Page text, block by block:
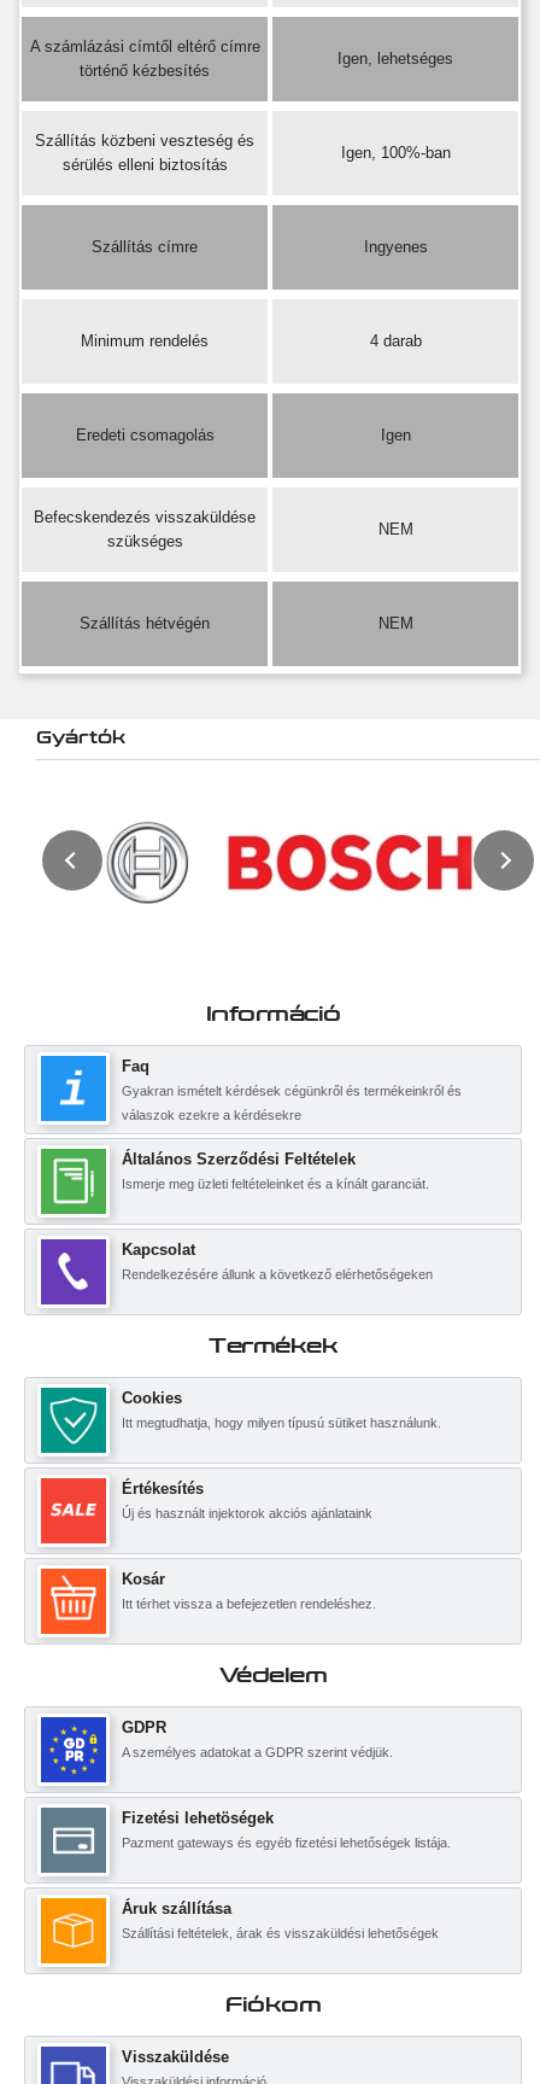
A számlázási címtől eltérő címre
történő kézbesítés
Igen, lehetséges
Szállítás közbeni veszteség és
sérülés elleni biztosítás
Igen, 100%-ban
Szállítás címre Ingyenes
Minimum rendelés 4 darab
Eredeti csomagolás Igen
Befecskendezés visszaküldése
szükséges
NEM
Szállítás hétvégén NEM
Gyártók
Információ
Faq
Gyakran ismételt kérdések cégünkről és termékeinkről és
válaszok ezekre a kérdésekre
Általános Szerződési Feltételek
Ismerje meg üzleti feltételeinket és a kínált garanciát.
Kapcsolat
Rendelkezésére állunk a következő elérhetőségeken
Termékek
Cookies
Itt megtudhatja, hogy milyen típusú sütiket használunk.
Értékesítés
Új és használt injektorok akciós ajánlataink
Kosár
Itt térhet vissza a befejezetlen rendeléshez.
Védelem
GDPR
A személyes adatokat a GDPR szerint védjük.
Fizetési lehetöségek
Pazment gateways és egyéb fizetési lehetőségek listája.
Áruk szállítása
Szállítási feltételek, árak és visszaküldési lehetőségek
Fiókom
Visszaküldése